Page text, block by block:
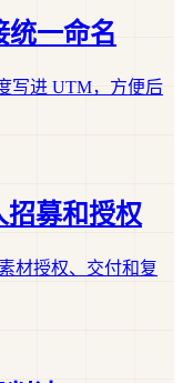
统一命名
写进 UTM，方便后
招募和授权
材授权、交付和复